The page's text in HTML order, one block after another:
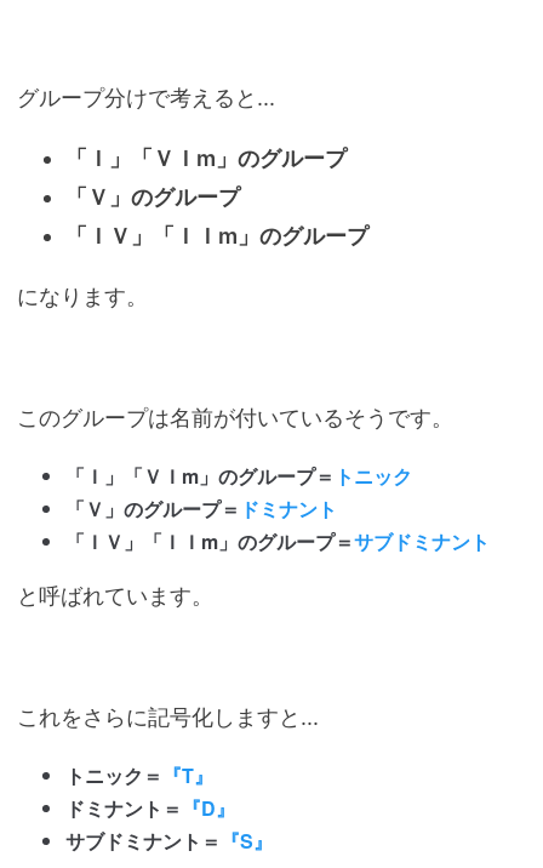
グループ分けで考えると...
「Ｉ」「ＶＩm」のグループ
「Ｖ」のグループ
「ＩＶ」「ＩＩm」のグループ
になります。
このグループは名前が付いているそうです。
「Ｉ」「ＶＩm」のグループ＝ トニック
「Ｖ」のグループ＝ ドミナント
「ＩＶ」「ＩＩm」のグループ＝サブドミナント
と呼ばれています。
これをさらに記号化しますと...
トニック＝ 『T』
ドミナント＝ 『D』
サブドミナント＝ 『S』